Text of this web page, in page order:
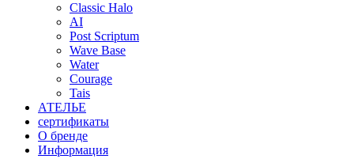
Classic Halo
AI
Post Scriptum
Wave Base
Water
Courage
Tais
АТЕЛЬЕ
сертификаты
О бренде
Информация